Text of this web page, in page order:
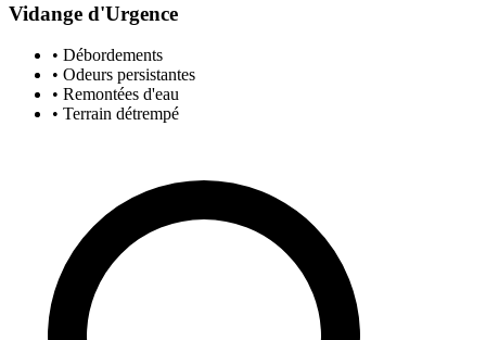
Vidange d'Urgence
• Débordements
• Odeurs persistantes
• Remontées d'eau
• Terrain détrempé